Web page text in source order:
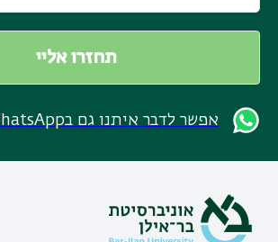
אפשר לדבר איתנו גם בWhatsApp!